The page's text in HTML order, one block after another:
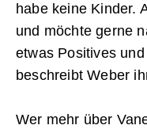
habe keine Kinder.
und möchte gerne
etwas Positives
beschreibt Weber
Wer mehr über